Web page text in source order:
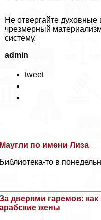
Не отвергайте духовные
чрезмерный
систему.
admin
tweet
Маугли по имени Лиза
Библиотека-то в
За дверями гаремов:
арабские жены